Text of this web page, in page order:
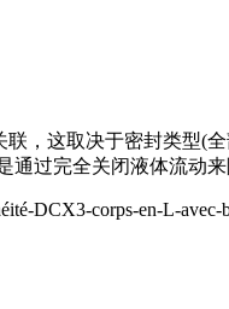
，这取决于密封类型(
通过完全关闭液体流动